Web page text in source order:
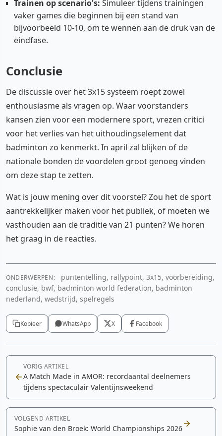
Trainen op scenario's: Simuleer tijdens trainingen
vaker games die beginnen bij een stand van
bijvoorbeeld 10-10, om te wennen aan de druk van de
eindfase.
Conclusie
De discussie over het 3x15 systeem roept zowel
enthousiasme als vragen op. Waar voorstanders
kansen zien voor een modernere sport, vrezen critici
voor het verlies van het uithoudingselement dat
badminton zo kenmerkt. In april zal blijken of de
nationale bonden de voordelen groot genoeg vinden
om deze stap te zetten.
Wat is jouw mening over dit voorstel? Zou het de sport
aantrekkelijker maken voor het publiek, of moeten we
vasthouden aan de traditie van 21 punten? We horen
het graag in de reacties.
ONDERWERPEN:
puntentelling, rallypoint, 3x15, voorbereiding,
conclusie, bwf, badminton world federation, badminton
nederland, wedstrijd, spelregels
Kopieer WhatsApp X Facebook
VORIG ARTIKEL
A Match Made in AMOR: recordaantal deelnemers
tijdens spectaculair Valentijnsweekend
VOLGEND ARTIKEL
Sophie van den Broek: World Championships 2026